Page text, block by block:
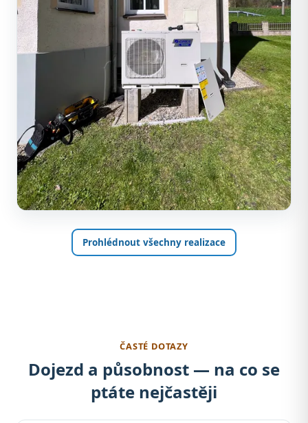
Prohlédnout všechny realizace
ČASTÉ DOTAZY
Dojezd a působnost — na co se
ptáte nejčastěji